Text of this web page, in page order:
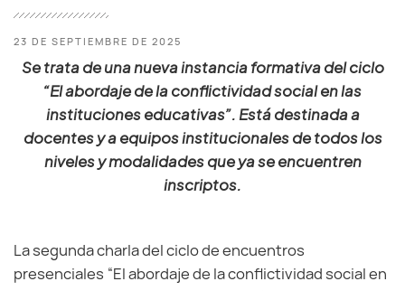
23 DE SEPTIEMBRE DE 2025
Se trata de una nueva instancia formativa del ciclo
“El abordaje de la conflictividad social en las
instituciones educativas”. Está destinada a
docentes y a equipos institucionales de todos los
niveles y modalidades que ya se encuentren
inscriptos.
La segunda charla del ciclo de encuentros
presenciales “El abordaje de la conflictividad social en